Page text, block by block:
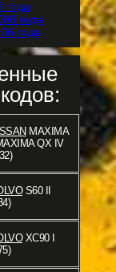
MAXIMA
QX IV
S60 II
XC90 I